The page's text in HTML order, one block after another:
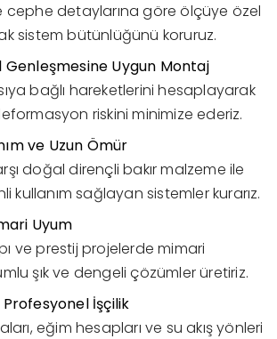
cephe detaylarına göre ölçüye özel
sistem bütünlüğünü koruruz.
Genleşmesine Uygun Montaj
bağlı hareketlerini hesaplayarak
riskini minimize ederiz.
ve Uzun Ömür
doğal dirençli bakır malzeme ile
kullanım sağlayan sistemler kurarız.
Uyum
ve prestij projelerde mimari
şık ve dengeli çözümler üretiriz.
İşçilik
eğim hesapları ve su akış yönleri